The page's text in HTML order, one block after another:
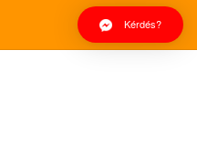
Kérdés?